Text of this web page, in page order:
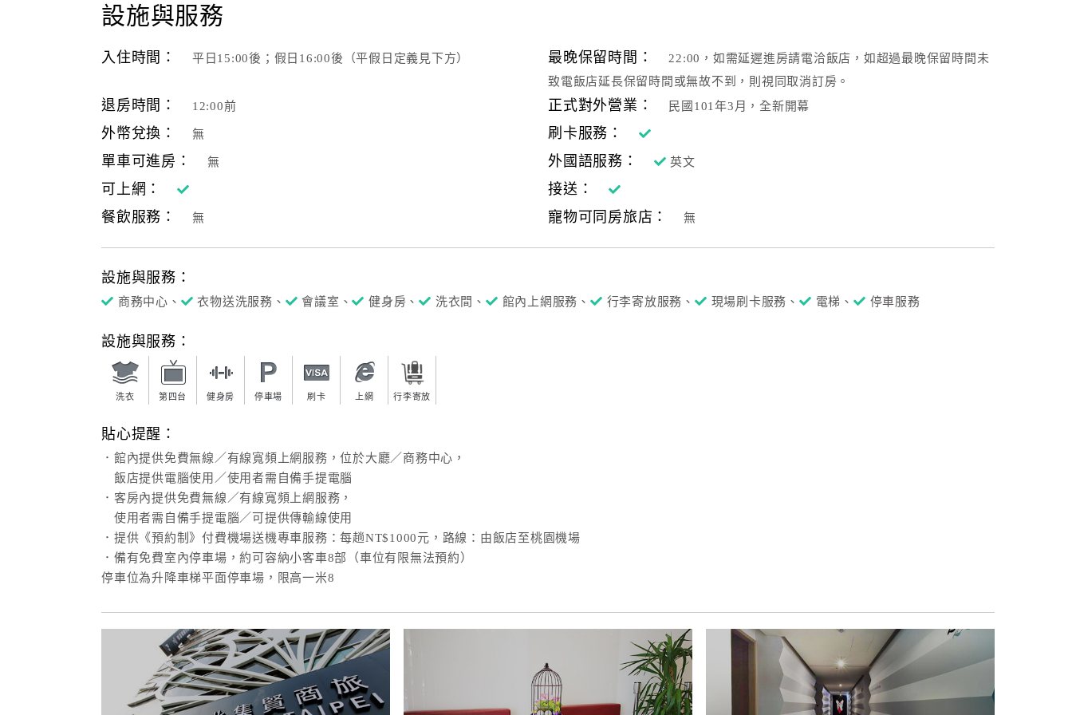
設施與服務
入住時間： 平日15:00後；假日16:00後（平假日定義見下方） 最晚保留時間：
22:00，如需延遲進房請電洽飯店，如超過最晚保留時間未
致電飯店延長保留時間或無故不到，則視同取消訂房。
退房時間： 12:00前 正式對外營業： 民國101年3月，全新開幕
外幣兌換： 無
刷卡服務：
單車可進房：
無 外國語服務： 英文
可上網：
接送：
餐飲服務：
無 寵物可同房旅店： 無
設施與服務：
商務中心、 衣物送洗服務、 會議室、 健身房、 洗衣間、 館內上網服務、 行李寄放服務、 現場刷卡服務、 電梯、 停車服務
設施與服務：
洗衣 第四台 健身房 停車場 刷卡 上網 行李寄放
貼心提醒：
．館內提供免費無線／有線寬頻上網服務，位於大廳／商務中心，
飯店提供電腦使用／使用者需自備手提電腦
．客房內提供免費無線／有線寬頻上網服務，
使用者需自備手提電腦／可提供傳輸線使用
．提供《預約制》付費機場送機專車服務：每趟NT$1000元，路線：由飯店至桃園機場
．備有免費室內停車場，約可容納小客車8部（車位有限無法預約）
停車位為升降車梯平面停車場，限高一米8